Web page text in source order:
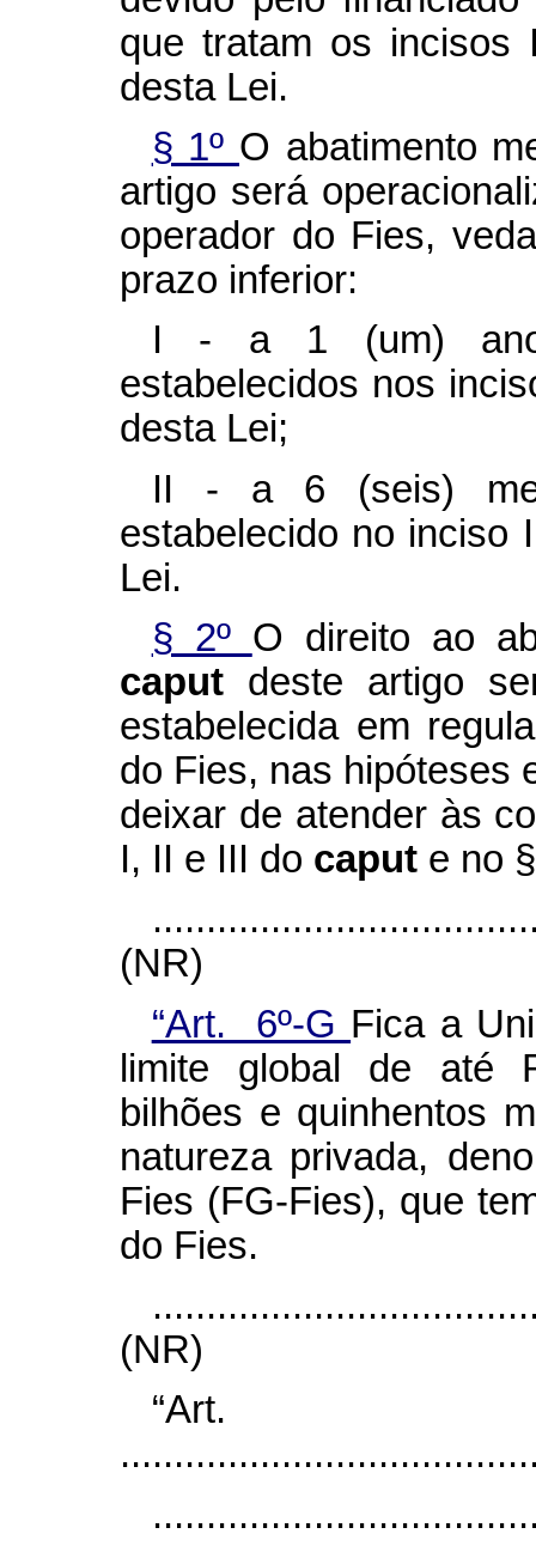
que tratam os
desta Lei.
§ 1º O abatimento
artigo será
operador do Fies,
prazo inferior:
I - a 1 (um) ano
estabelecidos nos
desta Lei;
II - a 6 (seis)
estabelecido no inciso
Lei.
§ 2º O direito ao
caput deste artigo
estabelecida em
do Fies, nas hipóteses
deixar de atender às
I, II e III do caput e no
(NR)
“Art. 6º-G Fica a
limite global de até
bilhões e quinhentos
natureza privada,
Fies (FG-Fies), que
do Fies.
(NR)